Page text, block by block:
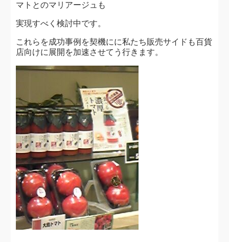
マトとのマリアージュも
実現すべく検討中です。
これらを成功事例を契機にに私たち販売サイドも百貨
店向けに展開を加速させてう行きます。